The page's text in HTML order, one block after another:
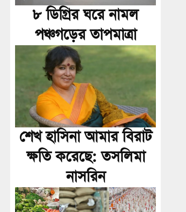
৮ ডিগ্রির ঘরে নামল
পঞ্চগড়ের তাপমাত্রা
শেখ হাসিনা আমার বিরাট
ক্ষতি করেছে: তসলিমা
নাসরিন